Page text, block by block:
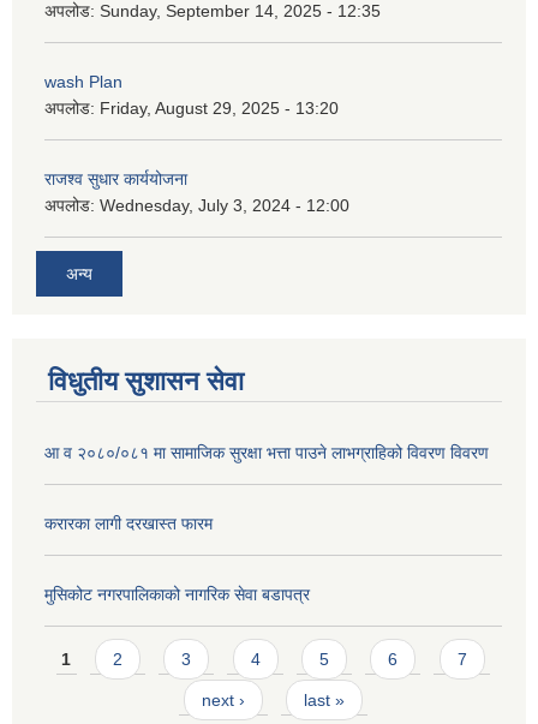
अपलोड: Sunday, September 14, 2025 - 12:35
wash Plan
अपलोड: Friday, August 29, 2025 - 13:20
राजश्व सुधार कार्ययोजना
अपलोड: Wednesday, July 3, 2024 - 12:00
अन्य
विधुतीय सुशासन सेवा
आ व २०८०/०८१ मा सामाजिक सुरक्षा भत्ता पाउने लाभग्राहिको विवरण विवरण
करारका लागी दरखास्त फारम
मुसिकोट नगरपालिकाको नागरिक सेवा बडापत्र
Pages
1 2 3 4 5 6 7
next › last »